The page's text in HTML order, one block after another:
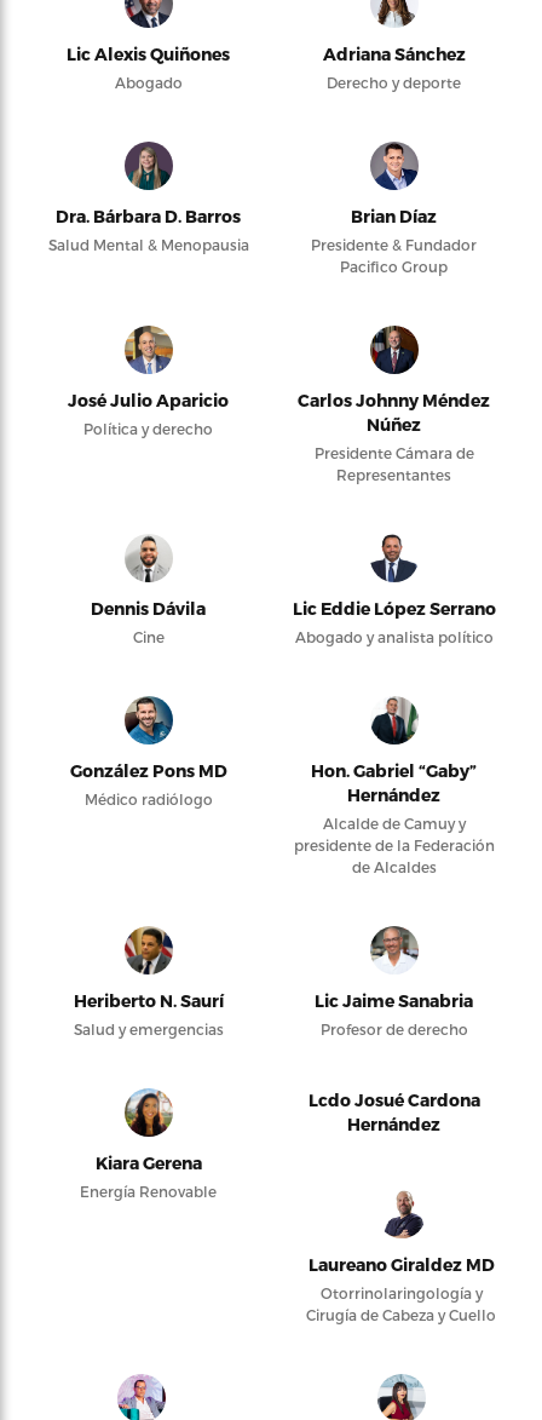
Lic Alexis Quiñones
Abogado
Adriana Sánchez
Derecho y deporte
Dra. Bárbara D. Barros
Salud Mental & Menopausia
Brian Díaz
Presidente & Fundador
Pacifico Group
José Julio Aparicio
Política y derecho
Carlos Johnny Méndez
Núñez
Presidente Cámara de
Representantes
Dennis Dávila
Cine
Lic Eddie López Serrano
Abogado y analista político
González Pons MD
Médico radiólogo
Hon. Gabriel “Gaby”
Hernández
Alcalde de Camuy y
presidente de la Federación
de Alcaldes
Heriberto N. Saurí
Salud y emergencias
Lic Jaime Sanabria
Profesor de derecho
Kiara Gerena
Energía Renovable
Lcdo Josué Cardona
Hernández
Laureano Giraldez MD
Otorrinolaringología y
Cirugía de Cabeza y Cuello